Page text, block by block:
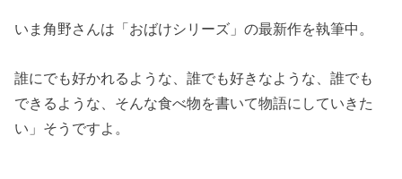
いま角野さんは「おばけシリーズ」の最新作を執筆中。
誰にでも好かれるような、誰でも好きなような、誰でも
できるような、そんな食べ物を書いて物語にしていきた
い」そうですよ。